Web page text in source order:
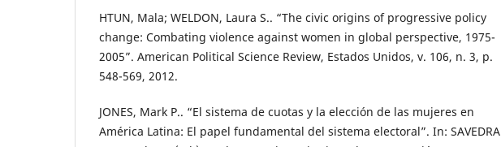
HTUN, Mala; WELDON, Laura S.. “The civic origins of progressive policy
change: Combating violence against women in global perspective, 1975-
2005”. American Political Science Review, Estados Unidos, v. 106, n. 3, p.
548-569, 2012.
JONES, Mark P.. “El sistema de cuotas y la elección de las mujeres en
América Latina: El papel fundamental del sistema electoral”. In: SAVEDRA